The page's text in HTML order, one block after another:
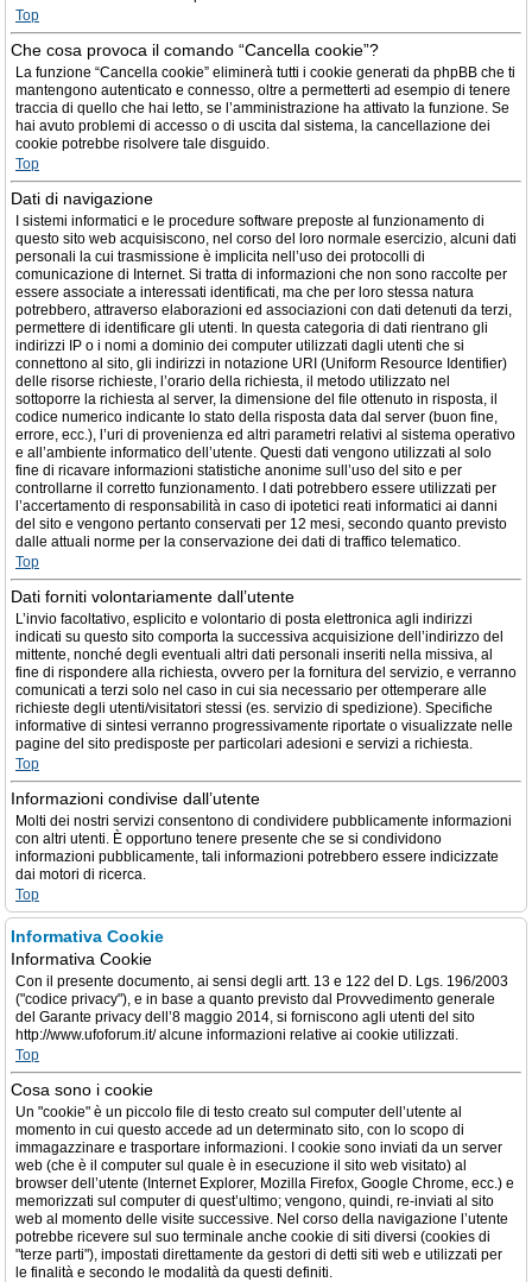
Top
Che cosa provoca il comando “Cancella cookie”?
La funzione “Cancella cookie” eliminerà tutti i cookie generati da phpBB che ti
mantengono autenticato e connesso, oltre a permetterti ad esempio di tenere
traccia di quello che hai letto, se l’amministrazione ha attivato la funzione. Se
hai avuto problemi di accesso o di uscita dal sistema, la cancellazione dei
cookie potrebbe risolvere tale disguido.
Top
Dati di navigazione
I sistemi informatici e le procedure software preposte al funzionamento di
questo sito web acquisiscono, nel corso del loro normale esercizio, alcuni dati
personali la cui trasmissione è implicita nell’uso dei protocolli di
comunicazione di Internet. Si tratta di informazioni che non sono raccolte per
essere associate a interessati identificati, ma che per loro stessa natura
potrebbero, attraverso elaborazioni ed associazioni con dati detenuti da terzi,
permettere di identificare gli utenti. In questa categoria di dati rientrano gli
indirizzi IP o i nomi a dominio dei computer utilizzati dagli utenti che si
connettono al sito, gli indirizzi in notazione URI (Uniform Resource Identifier)
delle risorse richieste, l’orario della richiesta, il metodo utilizzato nel
sottoporre la richiesta al server, la dimensione del file ottenuto in risposta, il
codice numerico indicante lo stato della risposta data dal server (buon fine,
errore, ecc.), l’uri di provenienza ed altri parametri relativi al sistema operativo
e all’ambiente informatico dell’utente. Questi dati vengono utilizzati al solo
fine di ricavare informazioni statistiche anonime sull’uso del sito e per
controllarne il corretto funzionamento. I dati potrebbero essere utilizzati per
l’accertamento di responsabilità in caso di ipotetici reati informatici ai danni
del sito e vengono pertanto conservati per 12 mesi, secondo quanto previsto
dalle attuali norme per la conservazione dei dati di traffico telematico.
Top
Dati forniti volontariamente dall’utente
L’invio facoltativo, esplicito e volontario di posta elettronica agli indirizzi
indicati su questo sito comporta la successiva acquisizione dell’indirizzo del
mittente, nonché degli eventuali altri dati personali inseriti nella missiva, al
fine di rispondere alla richiesta, ovvero per la fornitura del servizio, e verranno
comunicati a terzi solo nel caso in cui sia necessario per ottemperare alle
richieste degli utenti/visitatori stessi (es. servizio di spedizione). Specifiche
informative di sintesi verranno progressivamente riportate o visualizzate nelle
pagine del sito predisposte per particolari adesioni e servizi a richiesta.
Top
Informazioni condivise dall’utente
Molti dei nostri servizi consentono di condividere pubblicamente informazioni
con altri utenti. È opportuno tenere presente che se si condividono
informazioni pubblicamente, tali informazioni potrebbero essere indicizzate
dai motori di ricerca.
Top
Informativa Cookie
Informativa Cookie
Con il presente documento, ai sensi degli artt. 13 e 122 del D. Lgs. 196/2003
("codice privacy"), e in base a quanto previsto dal Provvedimento generale
del Garante privacy dell’8 maggio 2014, si forniscono agli utenti del sito
http://www.ufoforum.it/ alcune informazioni relative ai cookie utilizzati.
Top
Cosa sono i cookie
Un "cookie" è un piccolo file di testo creato sul computer dell’utente al
momento in cui questo accede ad un determinato sito, con lo scopo di
immagazzinare e trasportare informazioni. I cookie sono inviati da un server
web (che è il computer sul quale è in esecuzione il sito web visitato) al
browser dell’utente (Internet Explorer, Mozilla Firefox, Google Chrome, ecc.) e
memorizzati sul computer di quest’ultimo; vengono, quindi, re-inviati al sito
web al momento delle visite successive. Nel corso della navigazione l’utente
potrebbe ricevere sul suo terminale anche cookie di siti diversi (cookies di
"terze parti"), impostati direttamente da gestori di detti siti web e utilizzati per
le finalità e secondo le modalità da questi definiti.